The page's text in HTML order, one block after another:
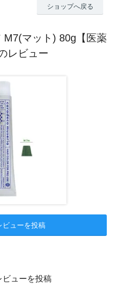
ショップへ戻る
M7(マット) 80g【医薬
レビュー
ビューを投稿
ビューを投稿